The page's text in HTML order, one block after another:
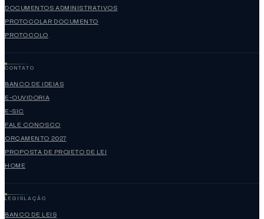
DOCUMENTOS ADMINISTRATIVOS
PROTOCOLAR DOCUMENTO
PROTOCOLO
CONTATO
BANCO DE IDEIAS
E-OUVIDORIA
E-SIC
FALE CONOSCO
ORÇAMENTO 2027
PROPOSTA DE PROJETO DE LEI
HOME
LEGISLAÇÃO
BANCO DE LEIS